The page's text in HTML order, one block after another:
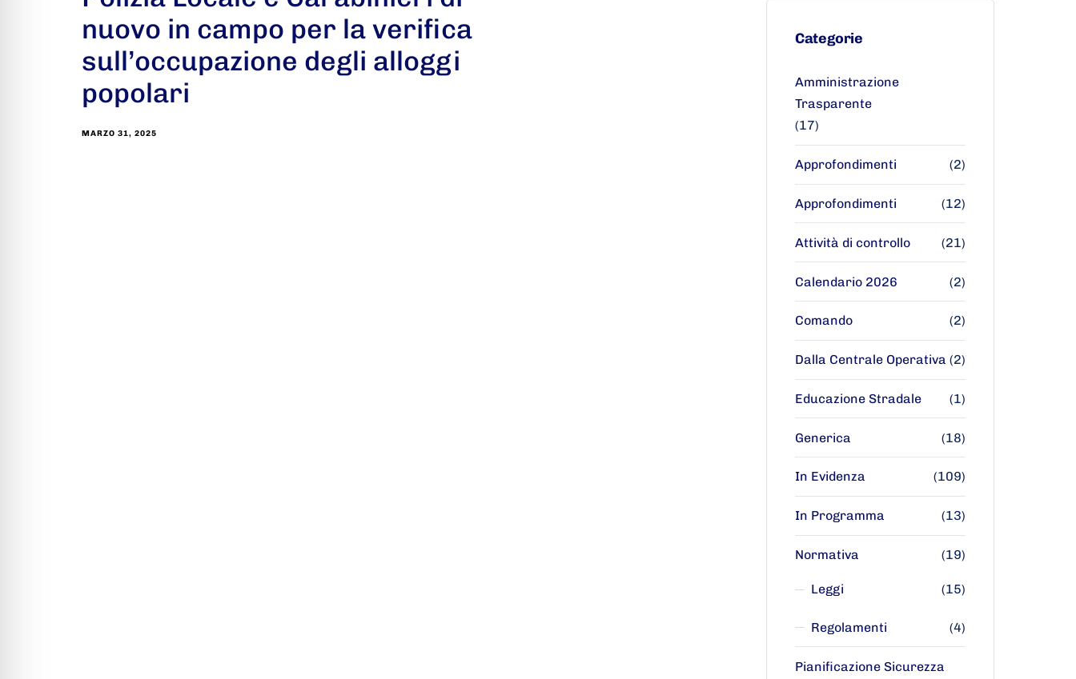
nuovo in campo per la verifica
sull’occupazione degli alloggi
popolari
MARZO 31, 2025
Categorie
Amministrazione
Trasparente
(17)
Approfondimenti (2)
Approfondimenti (12)
Attività di controllo (21)
Calendario 2026 (2)
Comando (2)
Dalla Centrale Operativa (2)
Educazione Stradale (1)
Generica (18)
In Evidenza (109)
In Programma (13)
Normativa (19)
Leggi (15)
Regolamenti (4)
Pianificazione Sicurezza